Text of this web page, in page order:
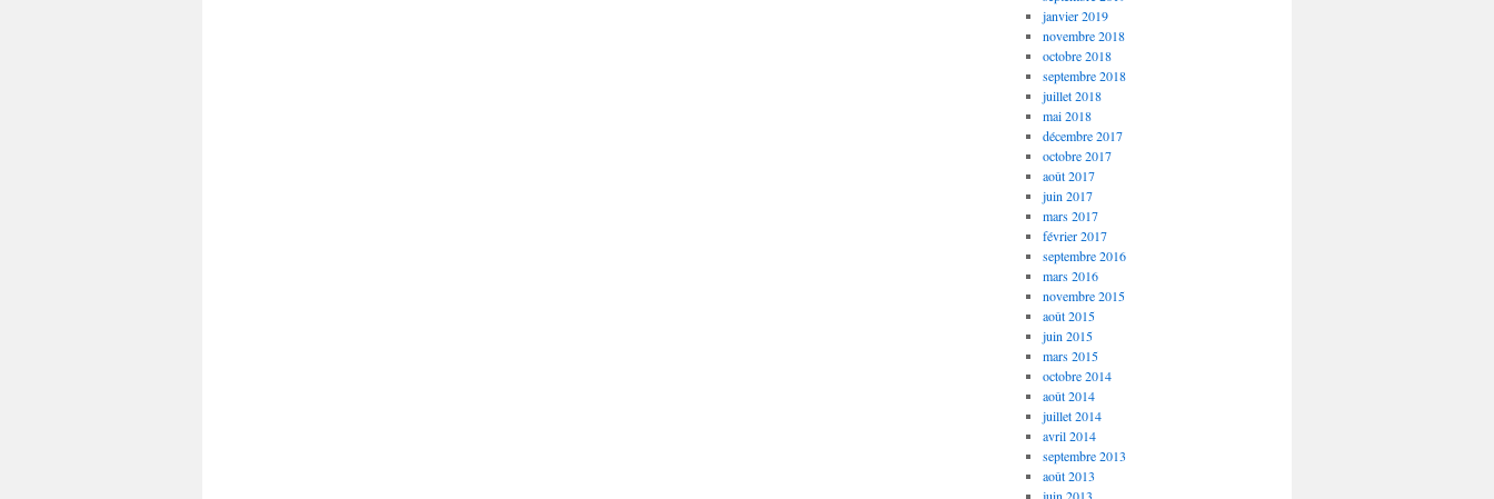
janvier 2019
novembre 2018
octobre 2018
septembre 2018
juillet 2018
mai 2018
décembre 2017
octobre 2017
août 2017
juin 2017
mars 2017
février 2017
septembre 2016
mars 2016
novembre 2015
août 2015
juin 2015
mars 2015
octobre 2014
août 2014
juillet 2014
avril 2014
septembre 2013
août 2013